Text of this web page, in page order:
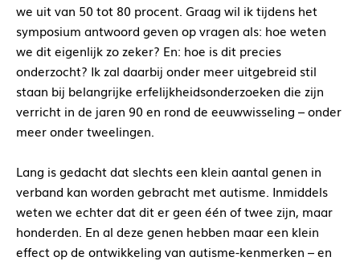
we uit van 50 tot 80 procent. Graag wil ik tijdens het
symposium antwoord geven op vragen als: hoe weten
we dit eigenlijk zo zeker? En: hoe is dit precies
onderzocht? Ik zal daarbij onder meer uitgebreid stil
staan bij belangrijke erfelijkheidsonderzoeken die zijn
verricht in de jaren 90 en rond de eeuwwisseling – onder
meer onder tweelingen.
Lang is gedacht dat slechts een klein aantal genen in
verband kan worden gebracht met autisme. Inmiddels
weten we echter dat dit er geen één of twee zijn, maar
honderden. En al deze genen hebben maar een klein
effect op de ontwikkeling van autisme-kenmerken – en